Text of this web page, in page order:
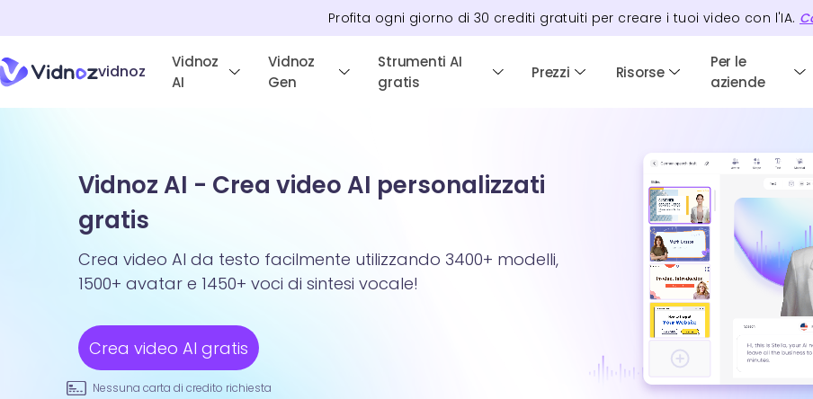
Profita ogni giorno di 30 crediti gratuiti per creare i tuoi video con l'IA.
vidnoz
Vidnoz
AI
Vidnoz
Gen
Strumenti AI
gratis
Prezzi Risorse
Per le
aziende
Vidnoz AI - Crea video AI personalizzati
gratis
Crea video AI da testo facilmente utilizzando 3400+ modelli,
1500+ avatar e 1450+ voci di sintesi vocale!
Crea video AI gratis
Nessuna carta di credito richiesta